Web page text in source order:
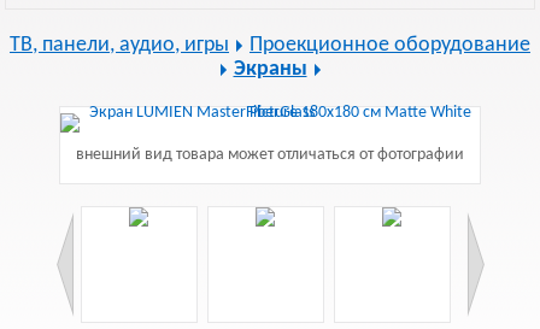
ТВ, панели, аудио, игры
Проекционное оборудование
Экраны
внешний вид товара может отличаться от фотографии